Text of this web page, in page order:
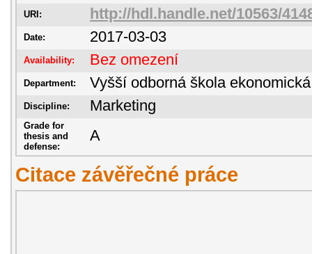
URI: http://hdl.handle.net/10563/
Date: 2017-03-03
Availability: Bez omezení
Department: Vyšší odborná škola ekonomická
Discipline: Marketing
Grade for
thesis and
defense:
A
Citace závěřečné práce